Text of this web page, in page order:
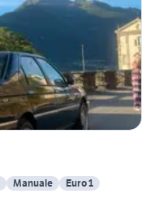
Manuale Euro 1